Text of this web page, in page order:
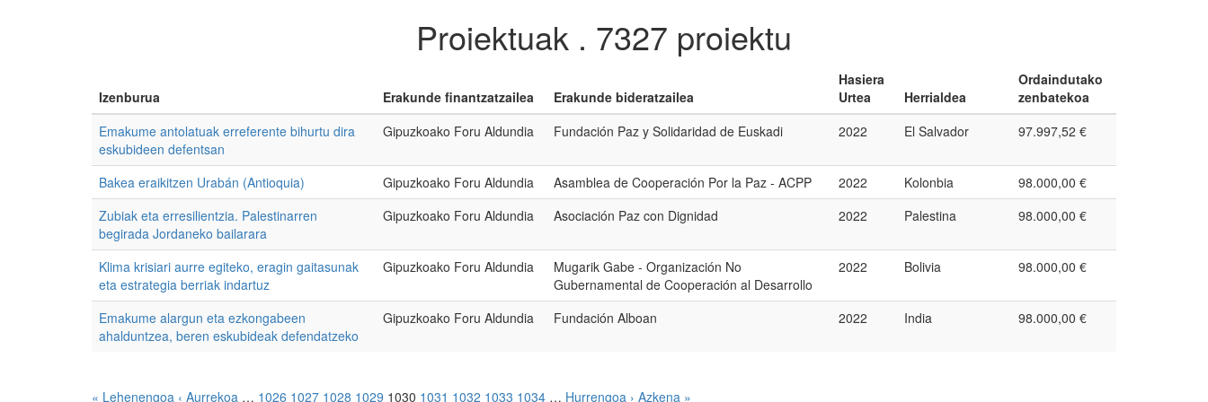
Proiektuak . 7327 proiektu
Izenburua Erakunde finantzatzailea Erakunde bideratzailea
Hasiera
Urtea
Herrialdea
Ordaindutako
zenbatekoa
Emakume antolatuak erreferente bihurtu dira
eskubideen defentsan
Gipuzkoako Foru Aldundia Fundación Paz y Solidaridad de Euskadi 2022 El Salvador 97.997,52 €
Bakea eraikitzen Urabán (Antioquia) Gipuzkoako Foru Aldundia Asamblea de Cooperación Por la Paz - ACPP 2022 Kolonbia
98.000,00 €
Zubiak eta erresilientzia. Palestinarren
begirada Jordaneko bailarara
Gipuzkoako Foru Aldundia Asociación Paz con Dignidad 2022 Palestina 98.000,00 €
Klima krisiari aurre egiteko, eragin gaitasunak
eta estrategia berriak indartuz
Gipuzkoako Foru Aldundia
Mugarik Gabe - Organización No
Gubernamental de Cooperación al Desarrollo
2022 Bolivia 98.000,00 €
Emakume alargun eta ezkongabeen
ahalduntzea, beren eskubideak defendatzeko
Gipuzkoako Foru Aldundia Fundación Alboan 2022 India 98.000,00 €
« Lehenengoa ‹ Aurrekoa … 1026 1027 1028 1029 1030 1031 1032 1033 1034 … Hurrengoa › Azkena »